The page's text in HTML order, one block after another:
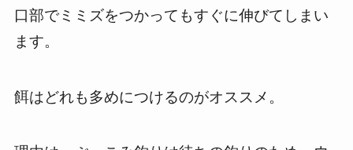
口部でミミズをつかってもすぐに伸びてしまい
ます。
餌はどれも多めにつけるのがオススメ。